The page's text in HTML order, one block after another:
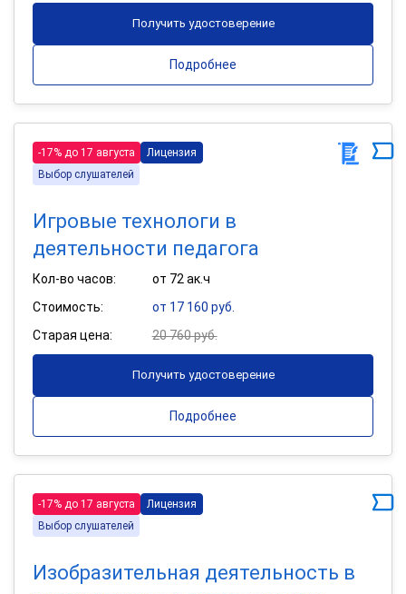
Получить удостоверение
Подробнее
-17% до 17 августа
Лицензия
Выбор слушателей
Игровые технологи в
деятельности педагога
Кол-во часов:
от 72 ак.ч
Стоимость:
от 17 160 руб.
Старая цена:
20 760 руб.
Получить удостоверение
Подробнее
-17% до 17 августа
Лицензия
Выбор слушателей
Изобразительная деятельность в